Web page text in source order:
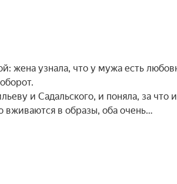
жена узнала, что у мужа есть
и Садальского, и поняла, за что
вживаются в образы, оба очень…